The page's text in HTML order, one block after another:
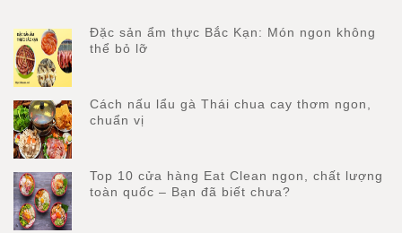
Đặc sản ẩm thực Bắc Kạn: Món ngon không
thể bỏ lỡ
Cách nấu lẩu gà Thái chua cay thơm ngon,
chuẩn vị
Top 10 cửa hàng Eat Clean ngon, chất lượng
toàn quốc – Bạn đã biết chưa?